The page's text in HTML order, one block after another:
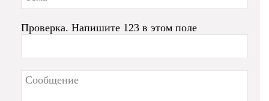
Проверка. Напишите 123 в этом поле